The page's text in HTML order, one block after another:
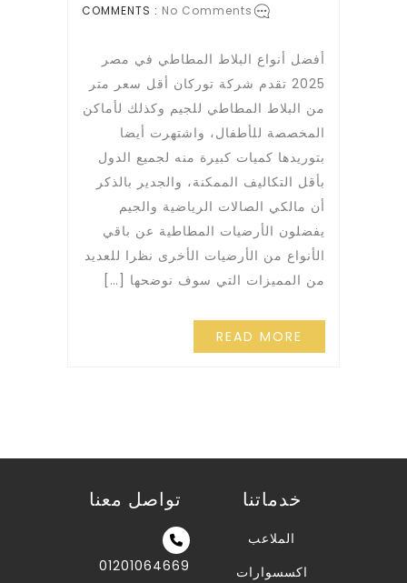
COMMENTS : No Comments
أفضل أنواع البلاط المطاطي في مصر
2025 تقدم شركة توركان أقل سعر متر
من البلاط المطاطي للجيم وكذلك لأماكن
المخصصة للأطفال، واشتهرت أيضا
بتوريدها كميات كبيرة منه لجميع الدول
بأقل التكاليف الممكنة، والجدير بالذكر
أن مالكي الصالات الرياضية والجيم
يفضلون الأرضيات المطاطية عن باقي
الأنواع من الأرضيات الأخرى نظرا للعديد
من المميزات التي سوف نوضحها […]
READ MORE
تواصل معنا
01201064669
خدماتنا
الملاعب
اكسسوارات